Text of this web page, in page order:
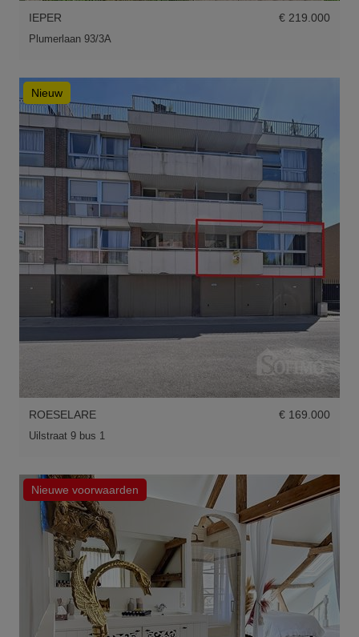
IEPER € 219.000
Plumerlaan 93/3A
Nieuw
ROESELARE € 169.000
Uilstraat 9 bus 1
Nieuwe voorwaarden